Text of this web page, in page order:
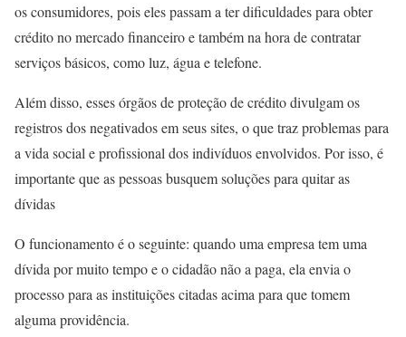
os consumidores, pois eles passam a ter dificuldades para obter
crédito no mercado financeiro e também na hora de contratar
serviços básicos, como luz, água e telefone.
Além disso, esses órgãos de proteção de crédito divulgam os
registros dos negativados em seus sites, o que traz problemas para
a vida social e profissional dos indivíduos envolvidos. Por isso, é
importante que as pessoas busquem soluções para quitar as
dívidas
O funcionamento é o seguinte: quando uma empresa tem uma
dívida por muito tempo e o cidadão não a paga, ela envia o
processo para as instituições citadas acima para que tomem
alguma providência.